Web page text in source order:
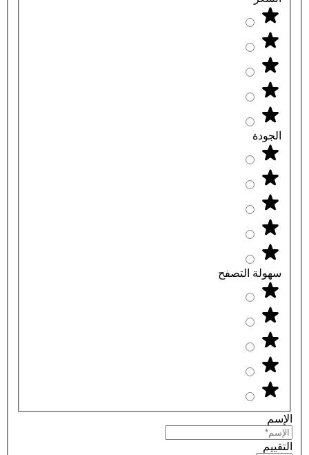
الجودة
سهولة التصفح
الإسم
التقييم